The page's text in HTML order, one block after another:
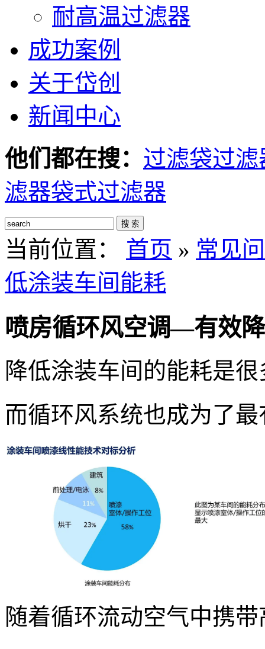
耐高温过滤器
成功案例
关于岱创
新闻中心
他们都在搜： 过滤袋过滤
滤器袋式过滤器
搜 索
当前位置： 首页 » 常见
低涂装车间能耗
喷房循环风空调—有效
降低涂装车间的能耗是
而循环风系统也成为了
随着循环流动空气中携